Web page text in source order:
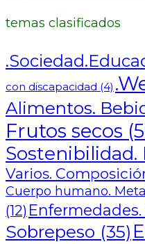
temas clasificados
con discapacidad (4)
Alimentos.
Frutos secos
Varios.
Cuerpo humano.
(12)
Sobrepeso (35)